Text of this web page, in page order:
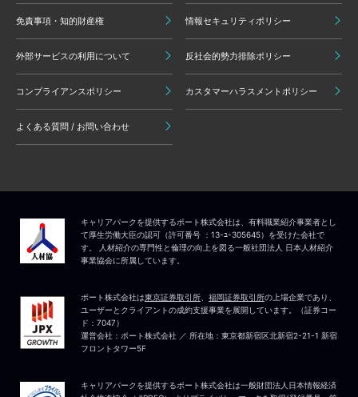
免責事項・知的財産権 情報セキュリティポリシー
外部サービスの利用について 反社会的勢力排除ポリシー
コンプライアンスポリシー カスタマーハラスメントポリシー
よくある質問 / お問い合わせ